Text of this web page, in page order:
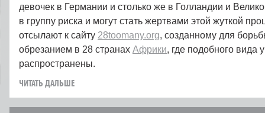
девочек в Германии и столько же в Голландии и
в группу риска и могут стать жертвами этой жуткой
отсылают к сайту 28toomany.org, созданному для
обрезанием в 28 странах Африки, где подобного вида
распространены.
ЧИТАТЬ ДАЛЬШЕ